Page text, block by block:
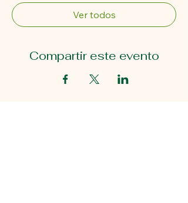
Ver todos
Compartir este evento